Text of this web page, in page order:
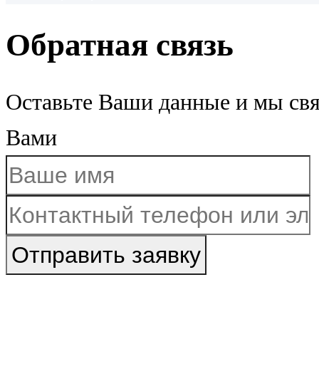
Обратная связь
Оставьте Ваши данные и мы
Вами